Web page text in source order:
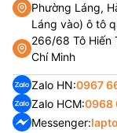
Phường Láng,
Láng vào) ô tô
266/68 Tô Hiến
Chí Minh
Zalo HN:0967
Zalo HCM:0968
Messenger: